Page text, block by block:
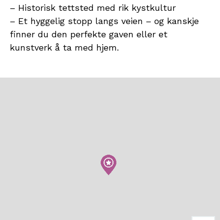
– Historisk tettsted med rik kystkultur
– Et hyggelig stopp langs veien – og kanskje
finner du den perfekte gaven eller et
kunstverk å ta med hjem.